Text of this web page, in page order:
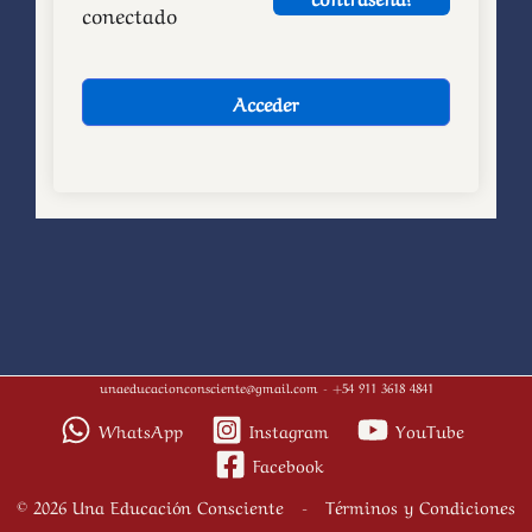
conectado
Acceder
unaeducacionconsciente@gmail.com - +54 911 3618 4841
WhatsApp Instagram
YouTube
Facebook
© 2026 Una Educación Consciente - Términos y Condiciones